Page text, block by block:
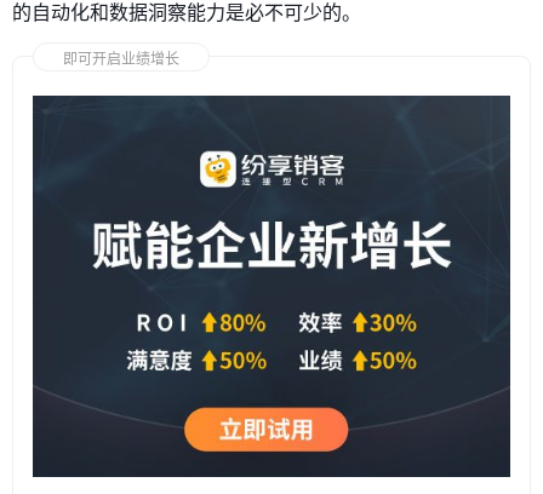
的自动化和数据洞察能力是必不可少的。
即可开启业绩增长